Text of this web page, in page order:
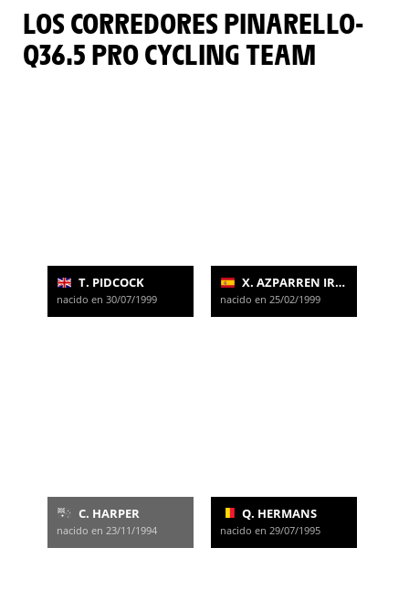
LOS CORREDORES PINARELLO-
Q36.5 PRO CYCLING TEAM
T. PIDCOCK
nacido en 30/07/1999
X. AZPARREN IRURZUN
nacido en 25/02/1999
C. HARPER
nacido en 23/11/1994
Q. HERMANS
nacido en 29/07/1995